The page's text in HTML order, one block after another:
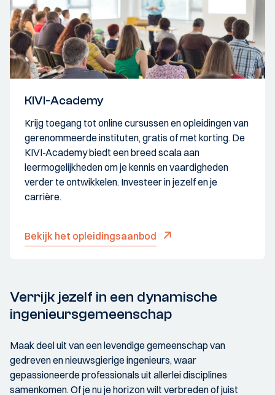
KIVI-Academy
Krijg toegang tot online cursussen en opleidingen van
gerenommeerde instituten, gratis of met korting. De
KIVI-Academy biedt een breed scala aan
leermogelijkheden om je kennis en vaardigheden
verder te ontwikkelen. Investeer in jezelf en je
carrière.
Bekijk het opleidingsaanbod
Verrijk jezelf in een dynamische
ingenieursgemeenschap
Maak deel uit van een levendige gemeenschap van
gedreven en nieuwsgierige ingenieurs, waar
gepassioneerde professionals uit allerlei disciplines
samenkomen. Of je nu je horizon wilt verbreden of juist